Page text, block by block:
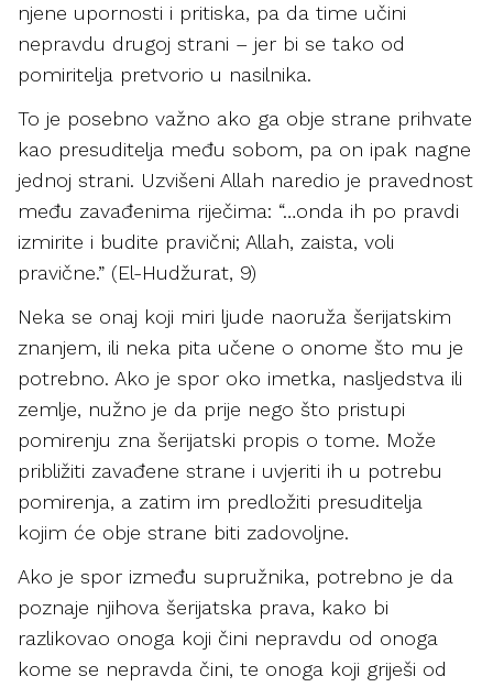
njene upornosti i pritiska, pa da time učini
nepravdu drugoj strani – jer bi se tako od
pomiritelja pretvorio u nasilnika.
To je posebno važno ako ga obje strane prihvate
kao presuditelja među sobom, pa on ipak nagne
jednoj strani. Uzvišeni Allah naredio je pravednost
među zavađenima riječima: “…onda ih po pravdi
izmirite i budite pravični; Allah, zaista, voli
pravične.” (El-Hudžurat, 9)
Neka se onaj koji miri ljude naoruža šerijatskim
znanjem, ili neka pita učene o onome što mu je
potrebno. Ako je spor oko imetka, nasljedstva ili
zemlje, nužno je da prije nego što pristupi
pomirenju zna šerijatski propis o tome. Može
približiti zavađene strane i uvjeriti ih u potrebu
pomirenja, a zatim im predložiti presuditelja
kojim će obje strane biti zadovoljne.
Ako je spor između supružnika, potrebno je da
poznaje njihova šerijatska prava, kako bi
razlikovao onoga koji čini nepravdu od onoga
kome se nepravda čini, te onoga koji griješi od